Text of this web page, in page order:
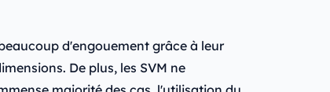
d'engouement grâce à leur
De plus, les SVM ne